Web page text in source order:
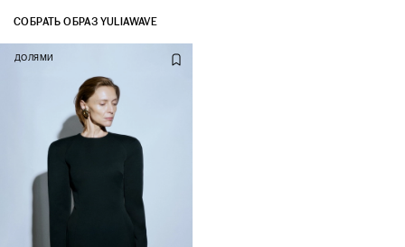
СОБРАТЬ ОБРАЗ YULIAWAVE
ДОЛЯМИ